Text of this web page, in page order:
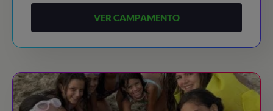
VER CAMPAMENTO